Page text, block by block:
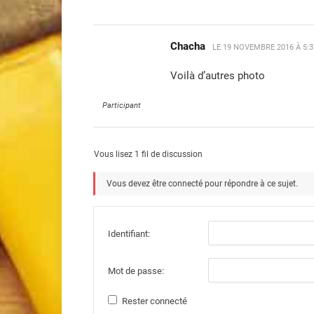
Participant
Chacha LE 19 NOVEMBRE 2016 À
Voilà d’autres photo
Vous lisez 1 fil de discussion
Vous devez être connecté pour répondre à ce sujet.
Identifiant:
Mot de passe:
Rester connecté